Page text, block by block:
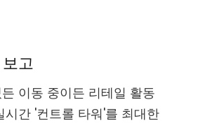
고
이동 중이든 리테일 활동
시간 '컨트롤 타워'를 최대한